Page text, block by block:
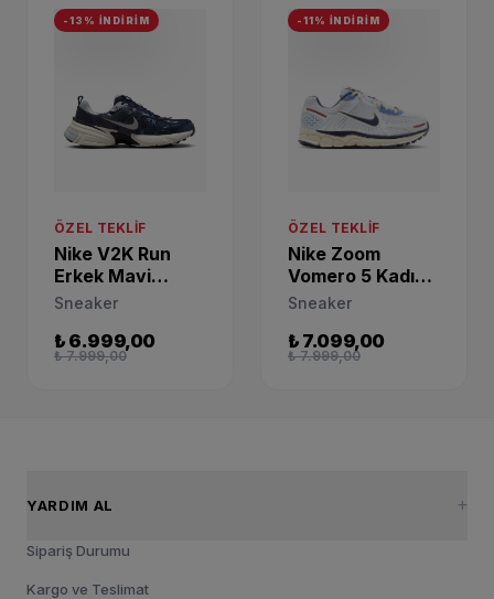
-13% İNDİRİM
ÖZEL TEKLIF
Nike V2K Run
Erkek Mavi
Sneaker
Sneaker
₺ 6.999,00
₺ 7.999,00
-11% İNDİRİM
ÖZEL TEKLIF
Nike Zoom
Vomero 5 Kadın
Spor Ayakkabı
Sneaker
₺ 7.099,00
₺ 7.999,00
YARDIM AL
Sipariş Durumu
Kargo ve Teslimat